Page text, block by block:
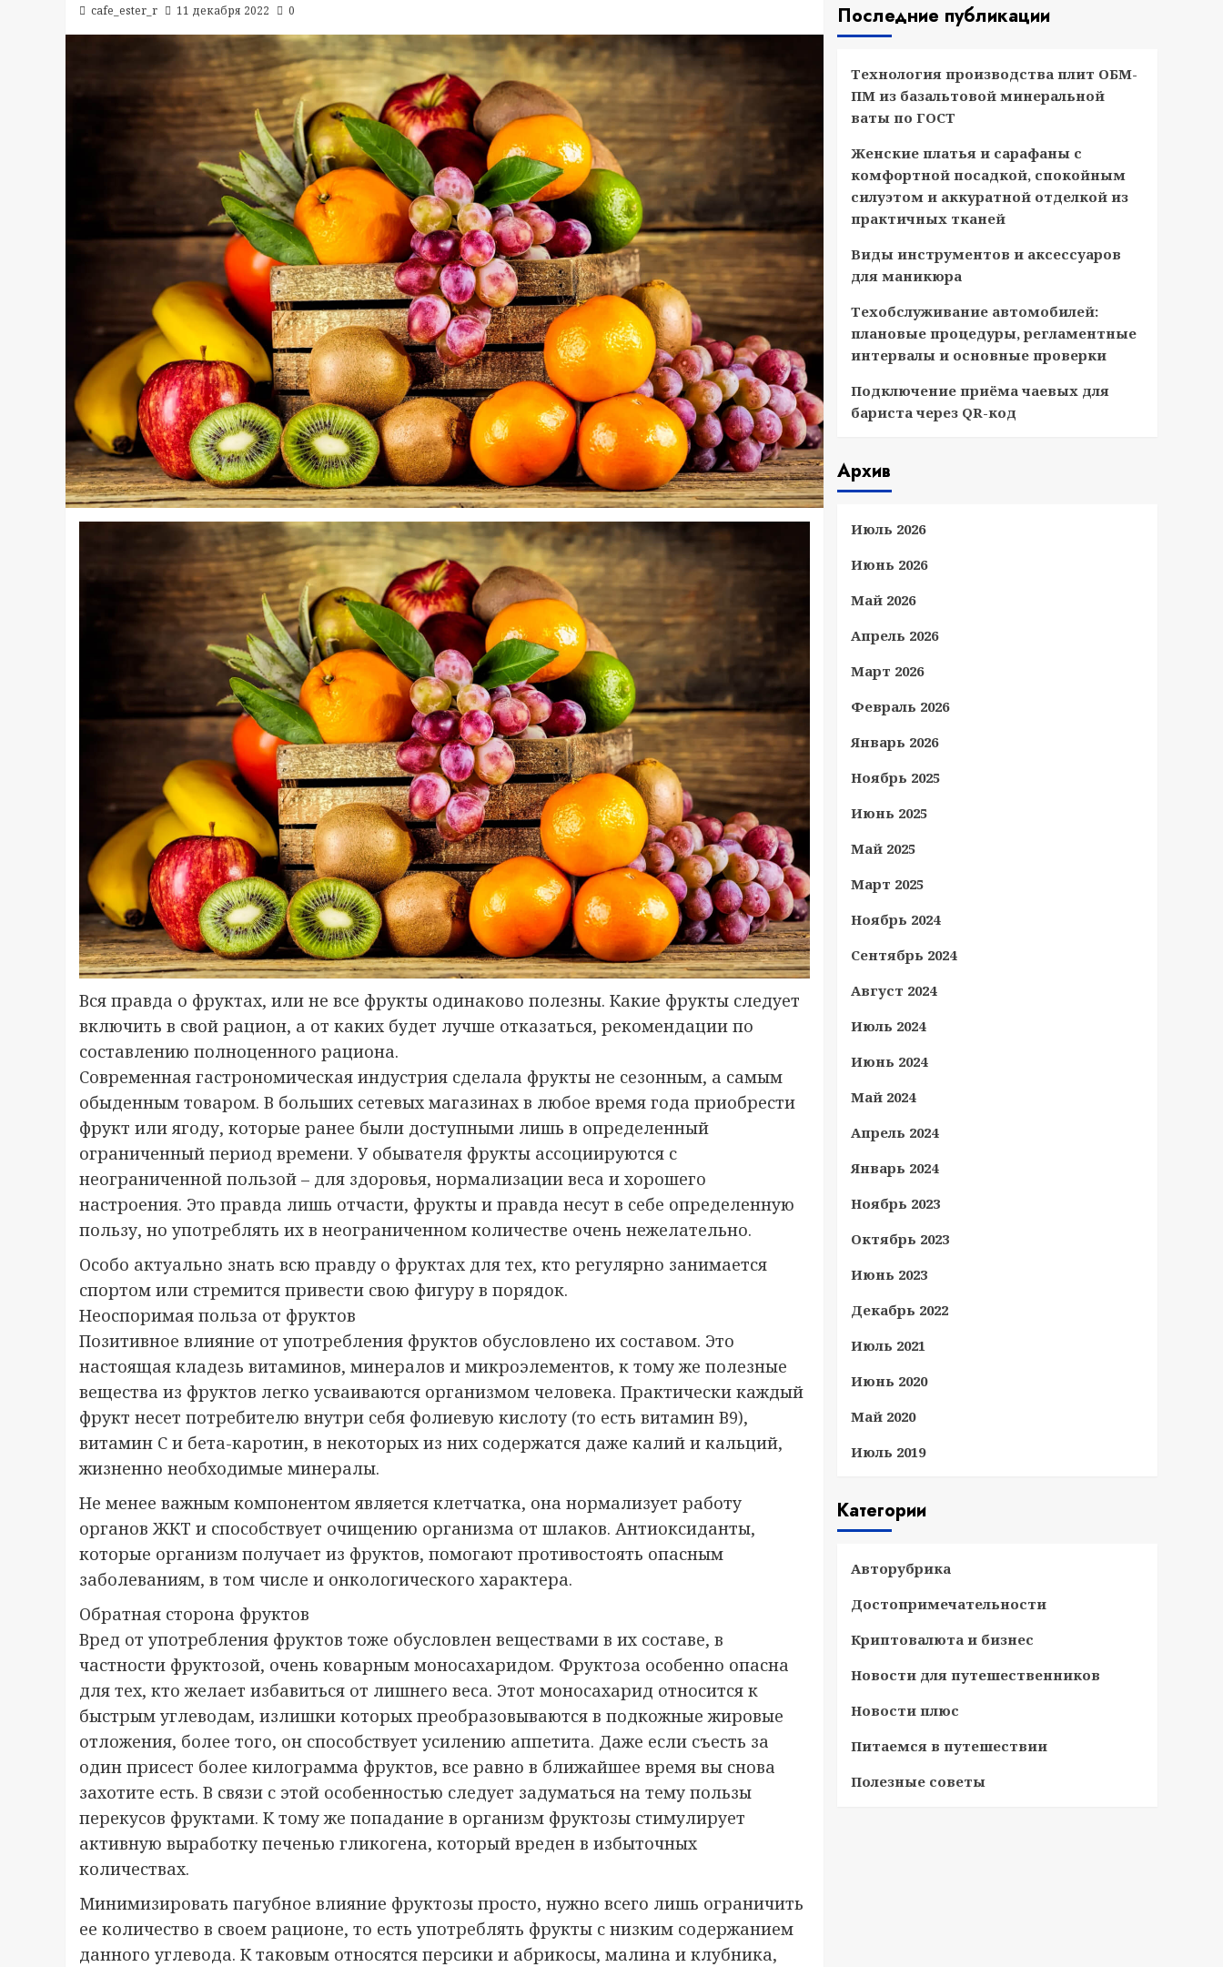
cafe_ester_r 11 декабря 2022 0
Вся правда о фруктах, или не все фрукты одинаково полезны. Какие фрукты следует
включить в свой рацион, а от каких будет лучше отказаться, рекомендации по
составлению полноценного рациона.
Современная гастрономическая индустрия сделала фрукты не сезонным, а самым
обыденным товаром. В больших сетевых магазинах в любое время года приобрести
фрукт или ягоду, которые ранее были доступными лишь в определенный
ограниченный период времени. У обывателя фрукты ассоциируются с
неограниченной пользой – для здоровья, нормализации веса и хорошего
настроения. Это правда лишь отчасти, фрукты и правда несут в себе определенную
пользу, но употреблять их в неограниченном количестве очень нежелательно.
Особо актуально знать всю правду о фруктах для тех, кто регулярно занимается
спортом или стремится привести свою фигуру в порядок.
Неоспоримая польза от фруктов
Позитивное влияние от употребления фруктов обусловлено их составом. Это
настоящая кладезь витаминов, минералов и микроэлементов, к тому же полезные
вещества из фруктов легко усваиваются организмом человека. Практически каждый
фрукт несет потребителю внутри себя фолиевую кислоту (то есть витамин В9),
витамин С и бета-каротин, в некоторых из них содержатся даже калий и кальций,
жизненно необходимые минералы.
Не менее важным компонентом является клетчатка, она нормализует работу
органов ЖКТ и способствует очищению организма от шлаков. Антиоксиданты,
которые организм получает из фруктов, помогают противостоять опасным
заболеваниям, в том числе и онкологического характера.
Обратная сторона фруктов
Вред от употребления фруктов тоже обусловлен веществами в их составе, в
частности фруктозой, очень коварным моносахаридом. Фруктоза особенно опасна
для тех, кто желает избавиться от лишнего веса. Этот моносахарид относится к
быстрым углеводам, излишки которых преобразовываются в подкожные жировые
отложения, более того, он способствует усилению аппетита. Даже если съесть за
один присест более килограмма фруктов, все равно в ближайшее время вы снова
захотите есть. В связи с этой особенностью следует задуматься на тему пользы
перекусов фруктами. К тому же попадание в организм фруктозы стимулирует
активную выработку печенью гликогена, который вреден в избыточных
количествах.
Минимизировать пагубное влияние фруктозы просто, нужно всего лишь ограничить
ее количество в своем рационе, то есть употреблять фрукты с низким содержанием
данного углевода. К таковым относятся персики и абрикосы, малина и клубника,
Последние публикации
Технология производства плит ОБМ-
ПМ из базальтовой минеральной
ваты по ГОСТ
Женские платья и сарафаны с
комфортной посадкой, спокойным
силуэтом и аккуратной отделкой из
практичных тканей
Виды инструментов и аксессуаров
для маникюра
Техобслуживание автомобилей:
плановые процедуры, регламентные
интервалы и основные проверки
Подключение приёма чаевых для
бариста через QR-код
Архив
Июль 2026
Июнь 2026
Май 2026
Апрель 2026
Март 2026
Февраль 2026
Январь 2026
Ноябрь 2025
Июнь 2025
Май 2025
Март 2025
Ноябрь 2024
Сентябрь 2024
Август 2024
Июль 2024
Июнь 2024
Май 2024
Апрель 2024
Январь 2024
Ноябрь 2023
Октябрь 2023
Июнь 2023
Декабрь 2022
Июль 2021
Июнь 2020
Май 2020
Июль 2019
Категории
Авторубрика
Достопримечательности
Криптовалюта и бизнес
Новости для путешественников
Новости плюс
Питаемся в путешествии
Полезные советы